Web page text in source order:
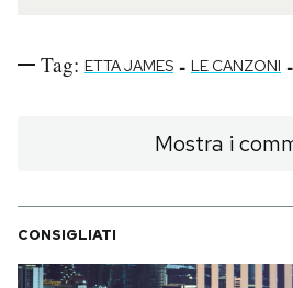
Tag: ETTA JAMES - LE CANZONI -
Mostra i
CONSIGLIATI